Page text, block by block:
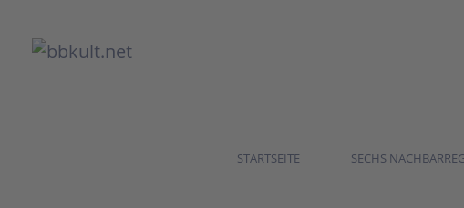
STARTSEITE SECHS